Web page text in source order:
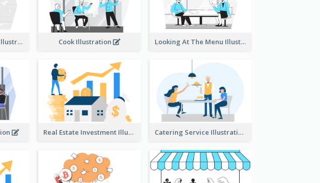
Outdoor Restaurant Illustration Cook Illustration Looking At The Menu Illustration
Real Estate Investment Illustration Catering Service Illustration